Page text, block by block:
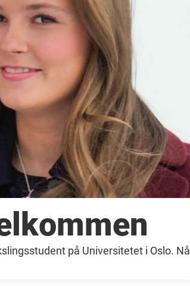
på Universitetet i Oslo. Nå